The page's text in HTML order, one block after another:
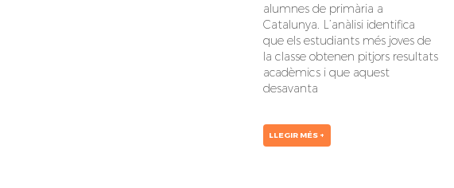
alumnes de primària a
Catalunya. L’anàlisi identifica
que els estudiants més joves de
la classe obtenen pitjors resultats
acadèmics i que aquest
desavanta
LLEGIR MÉS +